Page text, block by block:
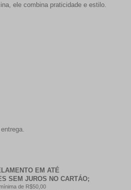
ele combina praticidade e estilo.
EM ATÉ
SEM JUROS NO CARTÁO;
de R$50,00